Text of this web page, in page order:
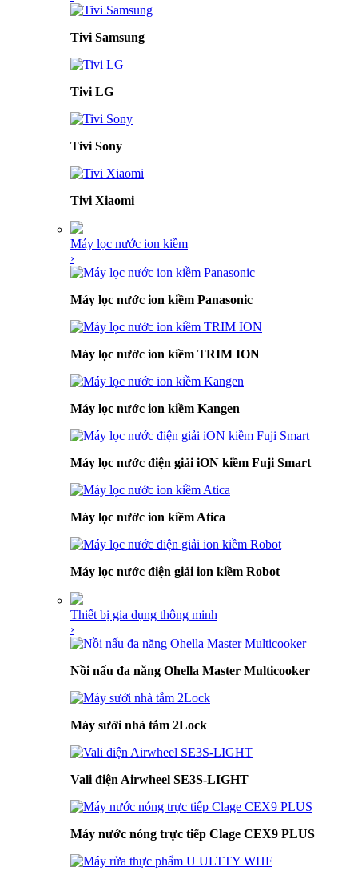
Tivi Samsung
Tivi LG
Tivi Sony
Tivi Xiaomi
Máy lọc nước ion kiềm
›
Máy lọc nước ion kiềm Panasonic
Máy lọc nước ion kiềm TRIM ION
Máy lọc nước ion kiềm Kangen
Máy lọc nước điện giải iON kiềm Fuji Smart
Máy lọc nước ion kiềm Atica
Máy lọc nước điện giải ion kiềm Robot
Thiết bị gia dụng thông minh
›
Nồi nấu đa năng Ohella Master Multicooker
Máy sưởi nhà tắm 2Lock
Vali điện Airwheel SE3S-LIGHT
Máy nước nóng trực tiếp Clage CEX9 PLUS